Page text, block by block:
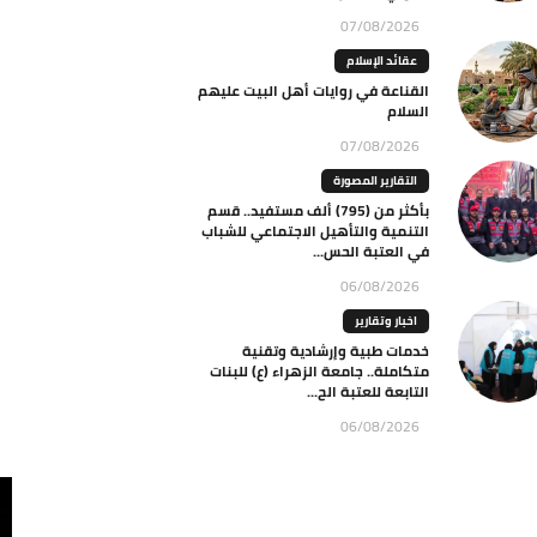
07/08/2026
عقائد الإسلام
القناعة في روايات أهل البيت عليهم
السلام
07/08/2026
التقارير المصورة
بأكثر من (795) ألف مستفيد.. قسم
التنمية والتأهيل الاجتماعي للشباب
في العتبة الحس...
06/08/2026
اخبار وتقارير
خدمات طبية وإرشادية وتقنية
متكاملة.. جامعة الزهراء (ع) للبنات
التابعة للعتبة الح...
06/08/2026